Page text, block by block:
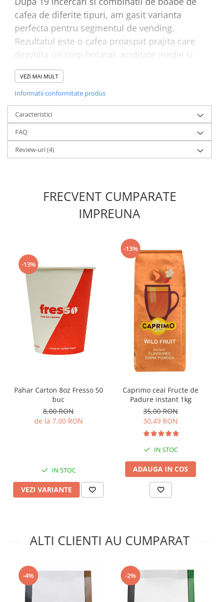
cafea de diferite tipuri, am gasit varianta
perfecta pentru segmentul de vending.
Rezultatul este o cafea proaspat prajita care
dezvolta un corp hotarat, aciditate medie si
aroma fructata.
Doza de cafea pe care o recomandam pentru
o portie de espresso este de
cafea proaspat macinata.
Recomandam folosirea acestui sortiment de
cafea in
Fresso Red este
1kgsi sunt 10 pungi pe bax.
VEZI MAI MULT
Informatii conformitate produs
Caracteristici
FAQ
Review-uri(4)
FRECVENT CUMPARATE
IMPREUNA
-13%
Pahar Carton 8oz Fresso 50
buc
8,00 RON
de la 7,00 RON
IN STOC
VEZI VARIANTE
-13%
Caprimo ceai Fructe de
Padure instant 1kg
35,00 RON
30,49 RON
IN STOC
ADAUGA IN COS
ALTI CLIENTI AU CUMPARAT
-4% -2%